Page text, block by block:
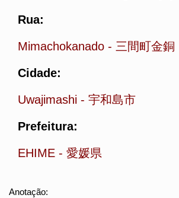
Rua:
Mimachokanado - 三間町金銅
Cidade:
Uwajimashi - 宇和島市
Prefeitura:
EHIME - 愛媛県
Anotação: